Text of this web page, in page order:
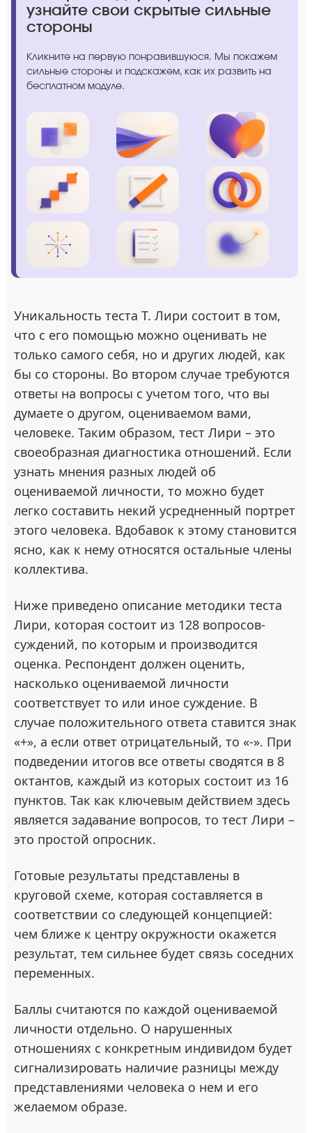
узнайте свои скрытые сильные
стороны
Кликните на первую понравившуюся. Мы покажем
сильные стороны и подскажем, как их развить на
бесплатном модуле.
Уникальность теста Т. Лири состоит в том,
что с его помощью можно оценивать не
только самого себя, но и других людей, как
бы со стороны. Во втором случае требуются
ответы на вопросы с учетом того, что вы
думаете о другом, оцениваемом вами,
человеке. Таким образом, тест Лири – это
своеобразная диагностика отношений. Если
узнать мнения разных людей об
оцениваемой личности, то можно будет
легко составить некий усредненный портрет
этого человека. Вдобавок к этому становится
ясно, как к нему относятся остальные члены
коллектива.
Ниже приведено описание методики теста
Лири, которая состоит из 128 вопросов-
суждений, по которым и производится
оценка. Респондент должен оценить,
насколько оцениваемой личности
соответствует то или иное суждение. В
случае положительного ответа ставится знак
«+», а если ответ отрицательный, то «-». При
подведении итогов все ответы сводятся в 8
октантов, каждый из которых состоит из 16
пунктов. Так как ключевым действием здесь
является задавание вопросов, то тест Лири –
это простой опросник.
Готовые результаты представлены в
круговой схеме, которая составляется в
соответствии со следующей концепцией:
чем ближе к центру окружности окажется
результат, тем сильнее будет связь соседних
переменных.
Баллы считаются по каждой оцениваемой
личности отдельно. О нарушенных
отношениях с конкретным индивидом будет
сигнализировать наличие разницы между
представлениями человека о нем и его
желаемом образе.